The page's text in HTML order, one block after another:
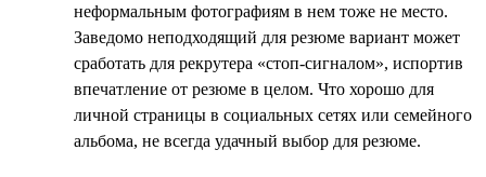
неформальным фотографиям в нем тоже не место.
Заведомо неподходящий для резюме вариант может
сработать для рекрутера «стоп-сигналом», испортив
впечатление от резюме в целом. Что хорошо для
личной страницы в социальных сетях или семейного
альбома, не всегда удачный выбор для резюме.